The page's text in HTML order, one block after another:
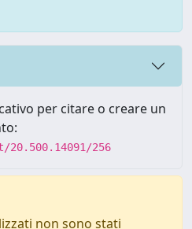
per citare o creare un
256
non sono stati